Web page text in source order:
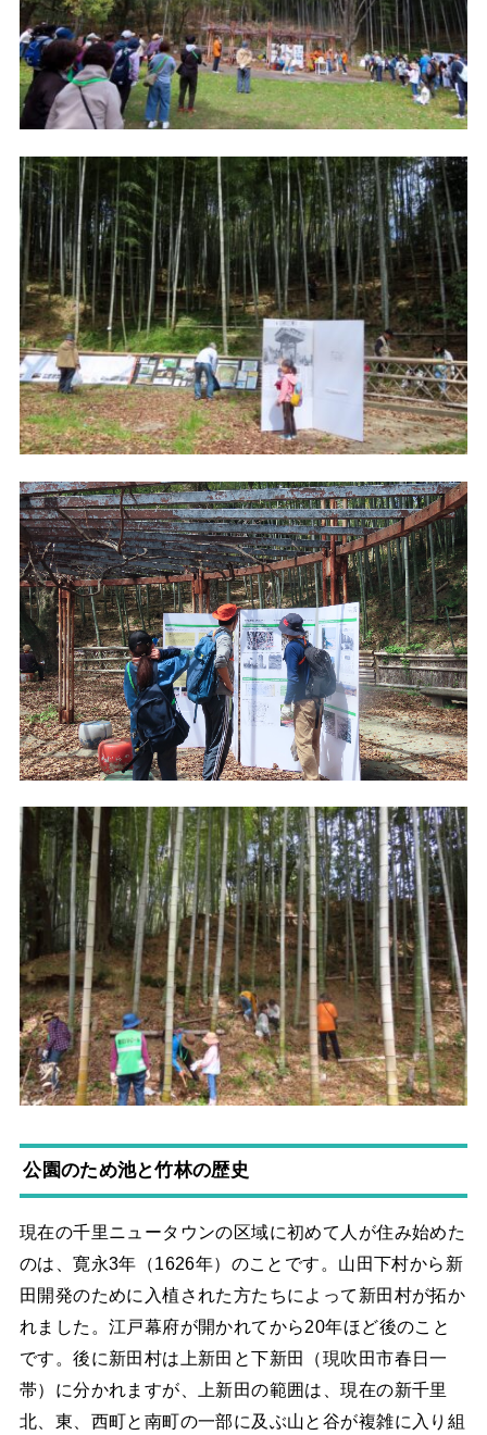
公園のため池と竹林の歴史
現在の千里ニュータウンの区域に初めて人が住み始めた
のは、寛永3年（1626年）のことです。山田下村から新
田開発のために入植された方たちによって新田村が拓か
れました。江戸幕府が開かれてから20年ほど後のこと
です。後に新田村は上新田と下新田（現吹田市春日一
帯）に分かれますが、上新田の範囲は、現在の新千里
北、東、西町と南町の一部に及ぶ山と谷が複雑に入り組